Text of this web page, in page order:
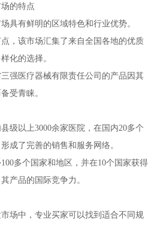
的特点
具有鲜明的区域特色和行业优势。
，该市场汇集了来自全国各地的优质
化的选择。
强医疗器械有限责任公司的产品因其
受青睐。
级以上3000余家医院，在国内20多个
成了完善的销售和服务网络。
多个国家和地区，并在10个国家获得
产品的国际竞争力。
场中，专业买家可以找到适合不同规